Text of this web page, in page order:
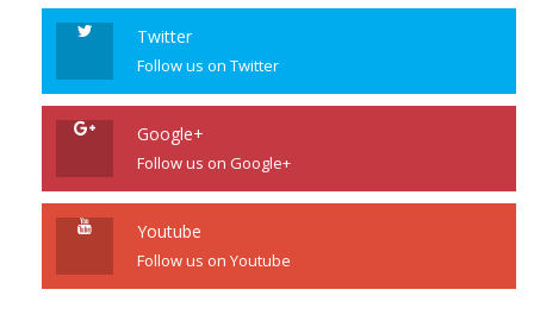
Twitter
Follow us on Twitter
Google+
Follow us on Google+
Youtube
Follow us on Youtube